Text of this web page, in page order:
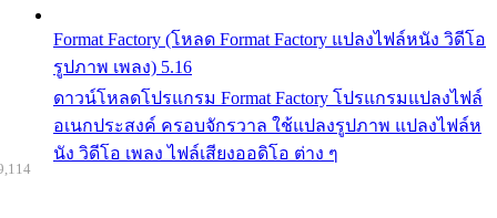
Format Factory (โหลด Format Factory แปลงไฟล์หนัง วิดีโอ
รูปภาพ เพลง) 5.16
ดาวน์โหลดโปรแกรม Format Factory โปรแกรมแปลงไฟล์
อเนกประสงค์ ครอบจักรวาล ใช้แปลงรูปภาพ แปลงไฟล์ห
นัง วิดีโอ เพลง ไฟล์เสียงออดิโอ ต่าง ๆ